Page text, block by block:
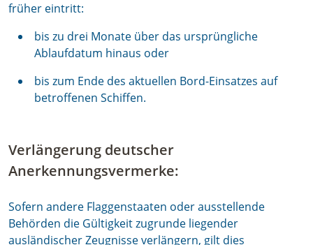
früher eintritt:
bis zu drei Monate über das ursprüngliche
Ablaufdatum hinaus oder
bis zum Ende des aktuellen Bord-Einsatzes auf
betroffenen Schiffen.
Verlängerung deutscher
Anerkennungsvermerke:
Sofern andere Flaggenstaaten oder ausstellende
Behörden die Gültigkeit zugrunde liegender
ausländischer Zeugnisse verlängern, gilt dies